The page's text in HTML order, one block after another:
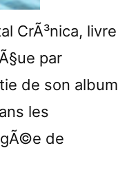
CrÃ³nica, livre
par
de son album
les
de